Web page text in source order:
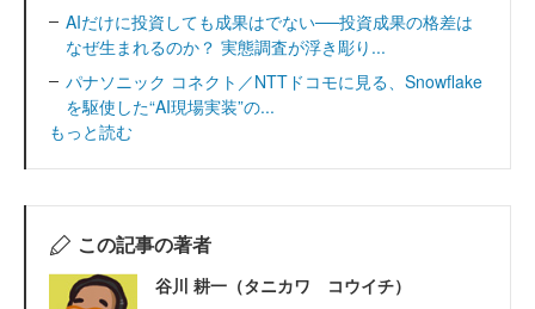
AIだけに投資しても成果はでない──投資成果の格差は
なぜ生まれるのか？ 実態調査が浮き彫り...
パナソニック コネクト／NTTドコモに見る、Snowflake
を駆使した“AI現場実装”の...
もっと読む
この記事の著者
谷川 耕一（タニカワ コウイチ）